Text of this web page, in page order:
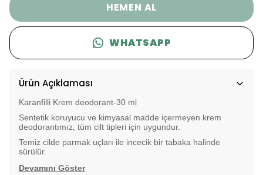
HEMEN AL
WHATSAPP
Ürün Açıklaması
Karanfilli Krem deodorant-30 ml
Sentetik koruyucu ve kimyasal madde içermeyen krem
deodorantımız, tüm cilt tipleri için uygundur.
Temiz cilde parmak uçları ile incecik bir tabaka halinde
sürülür.
Devamını Göster